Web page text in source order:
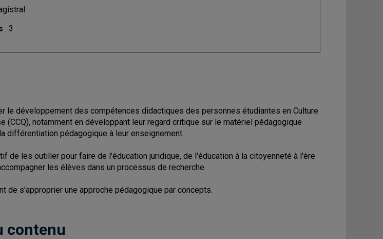
: 3
le développement des compétences didactiques des personnes étudiantes en Culture
(CCQ), notamment en développant leur regard critique sur le matériel pédagogique
différentiation pédagogique à leur enseignement.
de les outiller pour faire de l'éducation juridique, de l'éducation à la citoyenneté à l'ère
les élèves dans un processus de recherche.
de s'approprier une approche pédagogique par concepts.
contenu